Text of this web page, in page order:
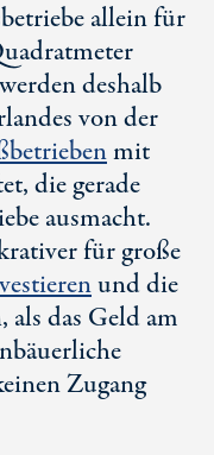
allein für
deshalb
von der
mit
die gerade
ausmacht.
für große
und die
das Geld am
Zugang